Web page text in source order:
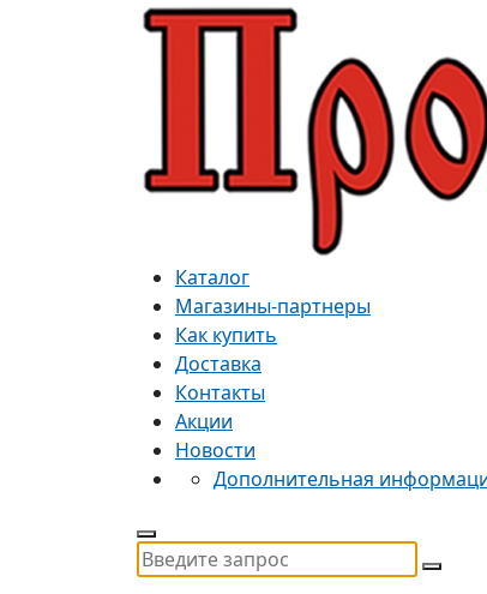
Каталог
Магазины-партнеры
Как купить
Доставка
Контакты
Акции
Новости
Дополнительная